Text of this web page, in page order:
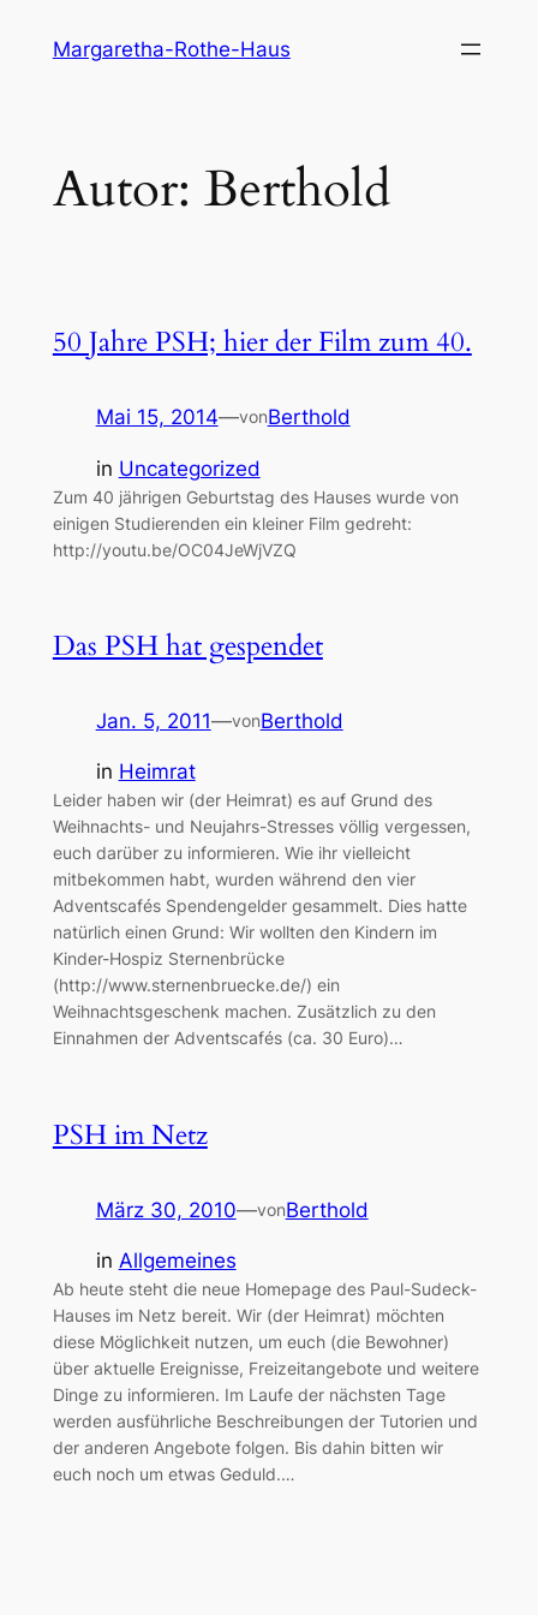
Margaretha-Rothe-Haus
Autor: Berthold
50 Jahre PSH; hier der Film zum 40.
Mai 15, 2014—vonBerthold
in Uncategorized
Zum 40 jährigen Geburtstag des Hauses wurde von
einigen Studierenden ein kleiner Film gedreht:
http://youtu.be/OC04JeWjVZQ
Das PSH hat gespendet
Jan. 5, 2011—vonBerthold
in Heimrat
Leider haben wir (der Heimrat) es auf Grund des
Weihnachts- und Neujahrs-Stresses völlig vergessen,
euch darüber zu informieren. Wie ihr vielleicht
mitbekommen habt, wurden während den vier
Adventscafés Spendengelder gesammelt. Dies hatte
natürlich einen Grund: Wir wollten den Kindern im
Kinder-Hospiz Sternenbrücke
(http://www.sternenbruecke.de/) ein
Weihnachtsgeschenk machen. Zusätzlich zu den
Einnahmen der Adventscafés (ca. 30 Euro)…
PSH im Netz
März 30, 2010—vonBerthold
in Allgemeines
Ab heute steht die neue Homepage des Paul-Sudeck-
Hauses im Netz bereit. Wir (der Heimrat) möchten
diese Möglichkeit nutzen, um euch (die Bewohner)
über aktuelle Ereignisse, Freizeitangebote und weitere
Dinge zu informieren. Im Laufe der nächsten Tage
werden ausführliche Beschreibungen der Tutorien und
der anderen Angebote folgen. Bis dahin bitten wir
euch noch um etwas Geduld.…